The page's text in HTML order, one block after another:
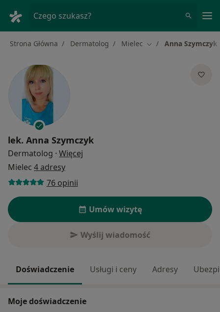
Czego szukasz?
Strona Główna Dermatolog Mielec Zmień miasto
Anna Szymczyk
lek. Anna Szymczyk
Dermatolog · Więcej
Mielec 4 adresy
76 opinii
Umów wizytę
Wyślij wiadomość
Doświadczenie Usługi i ceny Adresy
Moje doświadczenie